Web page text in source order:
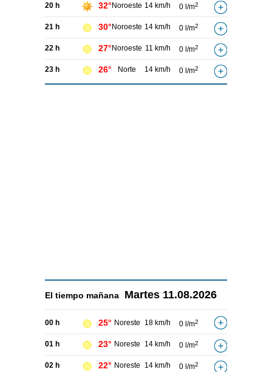
20 h 32° Noroeste 14 km/h 0 l/m2
21 h 30° Noroeste 14 km/h 0 l/m2
22 h 27° Noroeste 11 km/h 0 l/m2
23 h 26° Norte 14 km/h 0 l/m2
El tiempo mañana Martes 11.08.2026
00 h 25° Noreste 18 km/h 0 l/m2
01 h 23° Noreste 14 km/h 0 l/m2
02 h 22° Noreste 14 km/h 0 l/m2